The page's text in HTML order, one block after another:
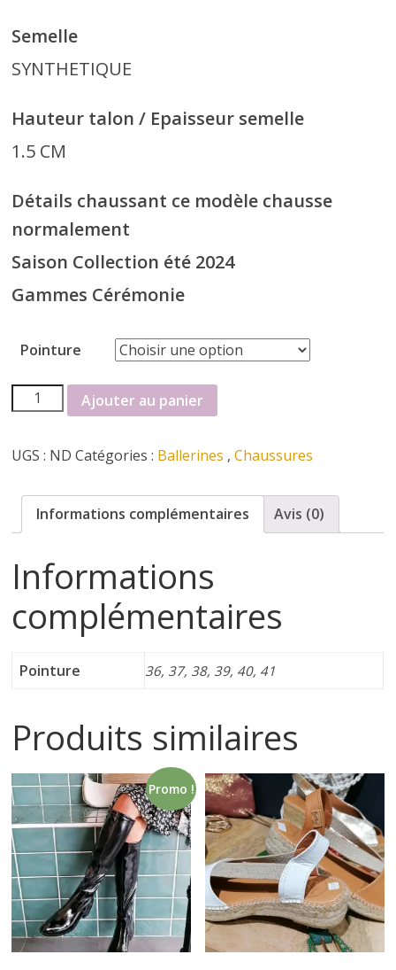
i
n
i
n
e
t
c
h
a
u
s
s
u
r
e
s
Semelle
SYNTHETIQUE
Hauteur talon / Epaisseur semelle
1.5 CM
Détails chaussant ce modèle chausse
normalement
Saison Collection été 2024
Gammes Cérémonie
Pointure
quantité
de
Reqins
Ajouter au panier
UGS : ND Catégories : Ballerines ,Chaussures
Informations complémentaires Avis (0)
Informations
complémentaires
Pointure 36, 37, 38, 39, 40, 41
Produits similaires
Promo !